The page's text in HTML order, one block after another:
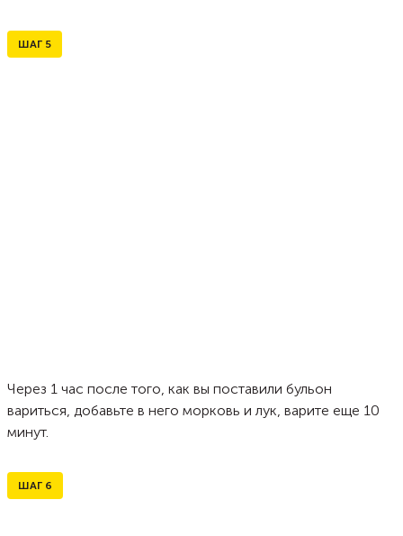
ШАГ 5
Через 1 час после того, как вы поставили бульон
вариться, добавьте в него морковь и лук, варите еще 10
минут.
ШАГ 6